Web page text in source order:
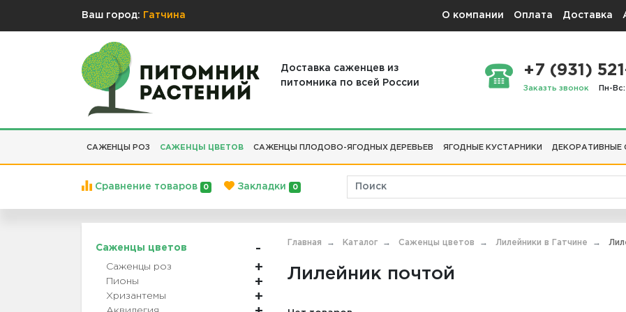
Ваш город: Гатчина О компании Оплата Доставка
Доставка саженцев из
питомника по всей России
+7 (931)
Заказть звонок Пн-
САЖЕНЦЫ РОЗ САЖЕНЦЫ ЦВЕТОВ САЖЕНЦЫ ПЛОДОВО-ЯГОДНЫХ ДЕРЕВЬЕВ ЯГОДНЫЕ КУСТАРНИКИ ДЕКОРАТИВНЫЕ
Сравнение товаров 0 Закладки 0
Саженцы цветов
Саженцы роз
Пионы
Хризантемы
Главная Каталог Саженцы цветов Лилейники в Гатчине
Лилейник почтой